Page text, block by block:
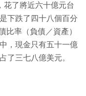
花了將近六十億元台
下跌了四十八個百分
率（負債／資產）
，現金只有五十一億
了三七八億美元。